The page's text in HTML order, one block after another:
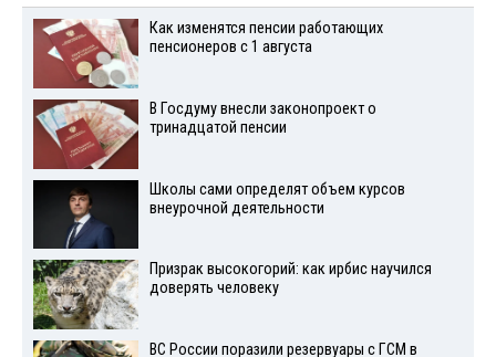
Как изменятся пенсии работающих
пенсионеров с 1 августа
В Госдуму внесли законопроект о
тринадцатой пенсии
Школы сами определят объем курсов
внеурочной деятельности
Призрак высокогорий: как ирбис научился
доверять человеку
ВС России поразили резервуары с ГСМ в